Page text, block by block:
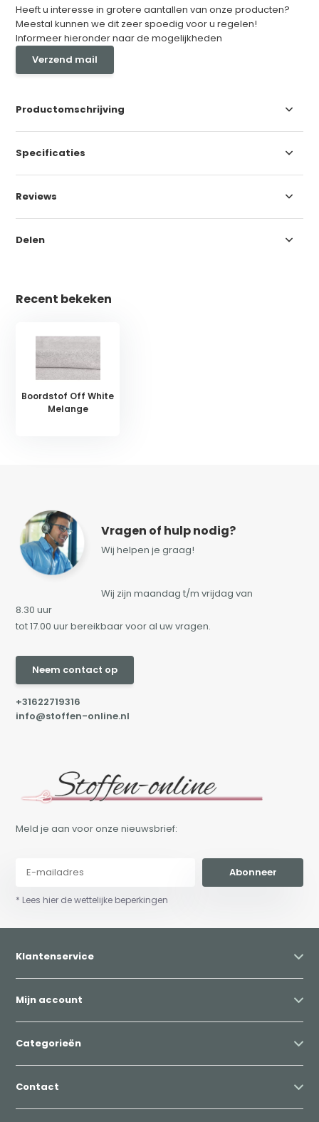
Heeft u interesse in grotere aantallen van onze producten?
Meestal kunnen we dit zeer spoedig voor u regelen!
Informeer hieronder naar de mogelijkheden
Verzend mail
Productomschrijving
Specificaties
Reviews
Delen
Recent bekeken
Boordstof Off White
Melange
Vragen of hulp nodig?
Wij helpen je graag!
Wij zijn maandag t/m vrijdag van
8.30 uur
tot 17.00 uur bereikbaar voor al uw vragen.
Neem contact op
+31622719316
info@stoffen-online.nl
Meld je aan voor onze nieuwsbrief:
Abonneer
* Lees hier de wettelijke beperkingen
Klantenservice
Mijn account
Categorieën
Contact